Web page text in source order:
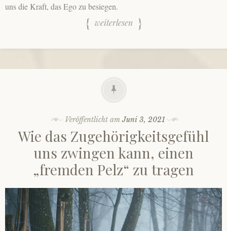
uns die Kraft, das Ego zu besiegen.
weiterlesen
Veröffentlicht amJuni 3, 2021
Wie das Zugehörigkeitsgefühl
uns zwingen kann, einen
„fremden Pelz“ zu tragen